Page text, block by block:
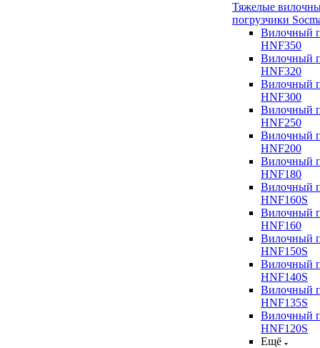
Тяжелые
погрузчики
Вилочный
HNF350
Вилочный
HNF320
Вилочный
HNF300
Вилочный
HNF250
Вилочный
HNF200
Вилочный
HNF180
Вилочный
HNF160S
Вилочный
HNF160
Вилочный
HNF150S
Вилочный
HNF140S
Вилочный
HNF135S
Вилочный
HNF120S
Ещё